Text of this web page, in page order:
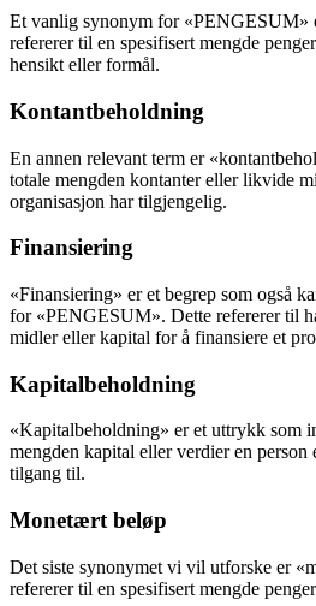
Et vanlig synonym for «PENGESUM»
refererer til en spesifisert mengde
hensikt eller formål.
Kontantbeholdning
En annen relevant term er
totale mengden kontanter eller likvide
organisasjon har tilgjengelig.
Finansiering
«Finansiering» er et begrep som også
for «PENGESUM». Dette refererer til
midler eller kapital for å finansiere et
Kapitalbeholdning
«Kapitalbeholdning» er et uttrykk som
mengden kapital eller verdier en
tilgang til.
Monetært beløp
Det siste synonymet vi vil utforske er
refererer til en spesifisert mengde